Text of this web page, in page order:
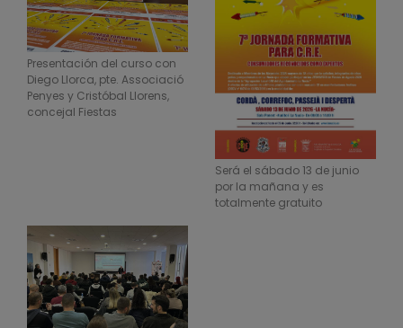
Presentación del curso con
Diego Llorca, pte. Associació
Penyes y Cristóbal Llorens,
concejal Fiestas
Será el sábado 13 de junio
por la mañana y es
totalmente gratuito